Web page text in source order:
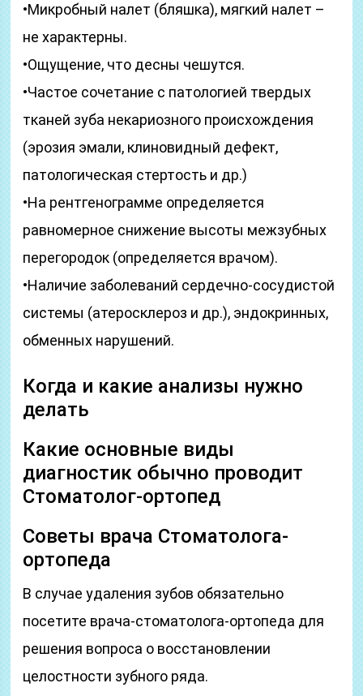
•Микробный налет (бляшка), мягкий налет –
не характерны.
•Ощущение, что десны чешутся.
•Частое сочетание с патологией твердых
тканей зуба некариозного происхождения
(эрозия эмали, клиновидный дефект,
патологическая стертость и др.)
•На рентгенограмме определяется
равномерное снижение высоты межзубных
перегородок (определяется врачом).
•Наличие заболеваний сердечно-сосудистой
системы (атеросклероз и др.), эндокринных,
обменных нарушений.
Когда и какие анализы нужно
делать
Какие основные виды
диагностик обычно проводит
Стоматолог-ортопед
Советы врача Стоматолога-
ортопеда
В случае удаления зубов обязательно
посетите врача-стоматолога-ортопеда для
решения вопроса о восстановлении
целостности зубного ряда.